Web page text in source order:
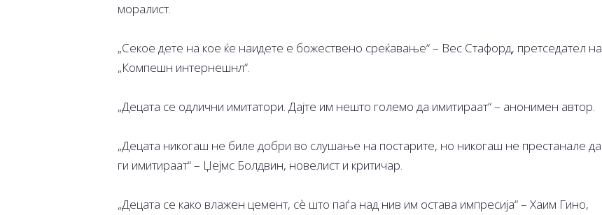
моралист.
„Секое дете на кое ќе наидете е божествено среќавање“ – Вес Стафорд, претседател на
„Компешн интернешнл“.
„Децата се одлични имитатори. Дајте им нешто големо да имитираат“ – анонимен автор.
„Децата никогаш не биле добри во слушање на постарите, но никогаш не престанале да
ги имитираат“ – Џејмс Болдвин, новелист и критичар.
„Децата се како влажен цемент, сè што паѓа над нив им остава импресија“ – Хаим Гино,